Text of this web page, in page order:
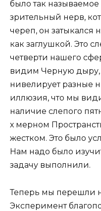
было так называемое
зрительный нерв,
череп, он затыкался
как заглушкой. Это
четверти нашего
видим Черную дыру,
нивелирует разные
иллюзия, что мы
наличие слепого
х мерном
жестком. Это было
Нам надо было
задачу выполнили.
Теперь мы перешли
Эксперимент